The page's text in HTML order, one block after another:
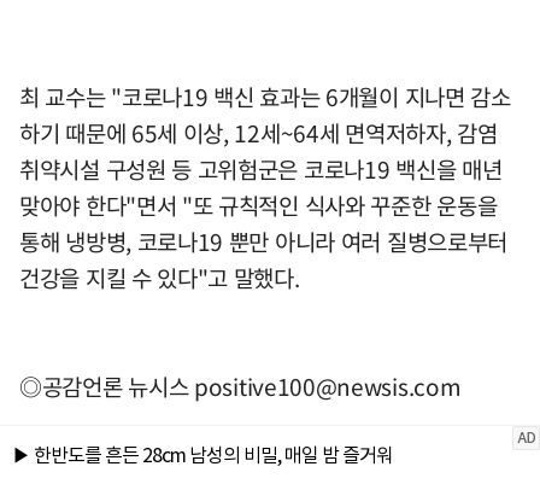
최 교수는 "코로나19 백신 효과는 6개월이 지나면 감소
하기 때문에 65세 이상, 12세~64세 면역저하자, 감염
취약시설 구성원 등 고위험군은 코로나19 백신을 매년
맞아야 한다"면서 "또 규칙적인 식사와 꾸준한 운동을
통해 냉방병, 코로나19 뿐만 아니라 여러 질병으로부터
건강을 지킬 수 있다"고 말했다.
◎공감언론 뉴시스positive100@newsis.com